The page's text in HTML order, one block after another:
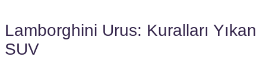
Lamborghini Urus: Kuralları Yıkan
SUV